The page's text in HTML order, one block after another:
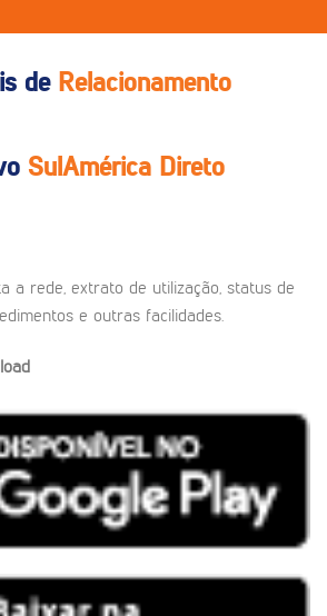
de Relacionamento
SulAmérica Direto
a rede, extrato de utilização, status de
e outras facilidades.